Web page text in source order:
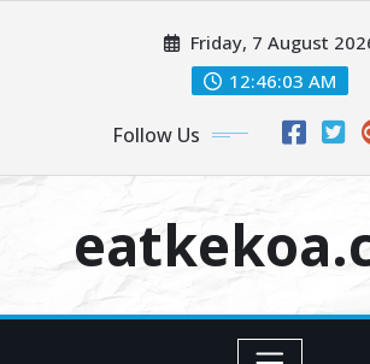
Friday, 7 August
12:46:03 AM
Follow Us